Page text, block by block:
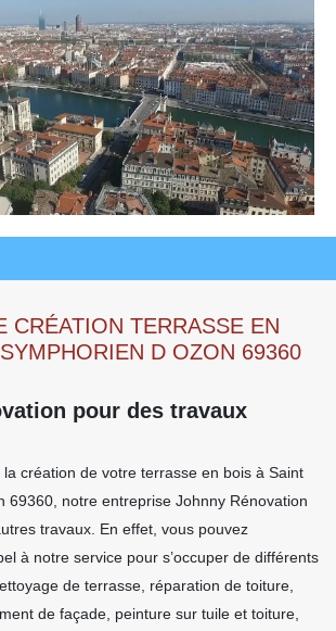
CRÉATION TERRASSE EN
D OZON 69360
pour des travaux
la création de votre terrasse en bois à Saint
69360, notre entreprise Johnny Rénovation
travaux. En effet, vous pouvez
à notre service pour s’occuper de différents
de terrasse, réparation de toiture,
de façade, peinture sur tuile et toiture,